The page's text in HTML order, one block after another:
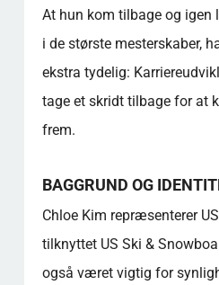
At hun kom tilbage og igen
i de største mesterskaber,
ekstra tydelig:
tage et skridt tilbage for at
frem.
BAGGRUND OG
Chloe Kim repræsenterer
tilknyttet US Ski &
også været vigtig for